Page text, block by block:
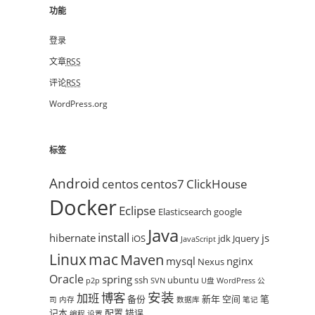
功能
登录
文章RSS
评论RSS
WordPress.org
标签
Android centoscentos7 ClickHouse
DockerEclipse Elasticsearch google
hibernate install iOS Java JavaScript jdk Jquery js
LinuxmacMaven mysql Nexus nginx
Oracle p2p springssh SVN ubuntu U盘 WordPress 公
司 内存 加班博客备份 安装 数据库 新年 空间 笔记 笔